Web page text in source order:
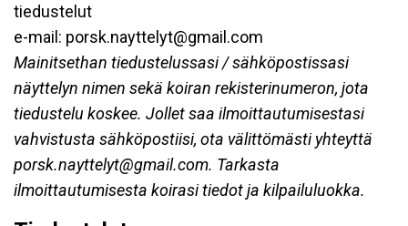
tiedustelut
e-mail: porsk.nayttelyt@gmail.com
Mainitsethan tiedustelussasi / sähköpostissasi
näyttelyn nimen sekä koiran rekisterinumeron, jota
tiedustelu koskee. Jollet saa ilmoittautumisestasi
vahvistusta sähköpostiisi, ota välittömästi yhteyttä
porsk.nayttelyt@gmail.com. Tarkasta
ilmoittautumisesta koirasi tiedot ja kilpailuluokka.